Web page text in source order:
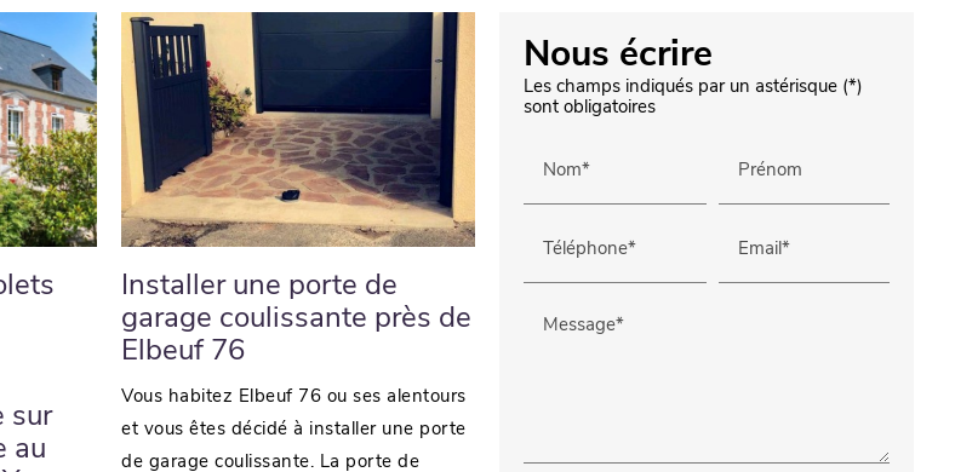
sur
au
Installer une porte de
garage coulissante près de
Elbeuf 76
Vous habitez Elbeuf 76 ou ses alentours
et vous êtes décidé à installer une porte
de garage coulissante. La porte de
Nous écrire
Les champs indiqués par un astérisque (*)
sont obligatoires
Nom* Prénom
Téléphone* Email*
Message*